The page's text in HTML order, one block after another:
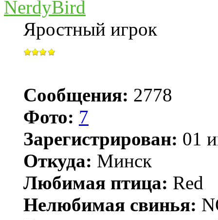
NerdyBird
Яростный игрок
Сообщения: 2778
Фото: 7
Зарегистрирован: 01
Откуда: Минск
Любимая птица: Red
Нелюбимая свинья: